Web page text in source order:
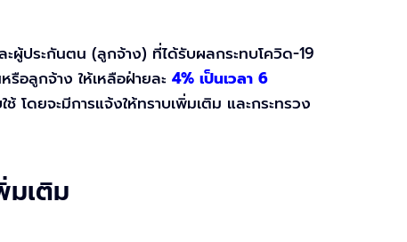
ะผู้ประกันตน (ลูกจ้าง) ที่ได้รับผลกระทบโควิด-19
อลูกจ้าง ให้เหลือฝ่ายละ 4% เป็นเวลา 6
โดยจะมีการแจ้งให้ทราบเพิ่มเติม และกระทรวง
มเติม